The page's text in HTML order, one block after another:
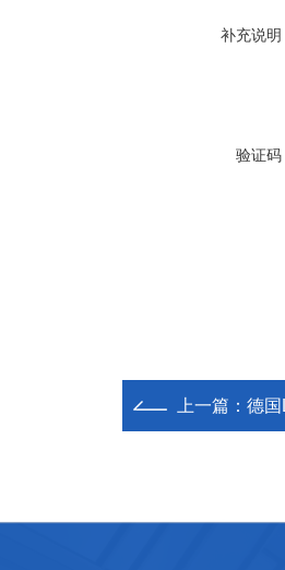
补充说明
验证码
上一篇： 德